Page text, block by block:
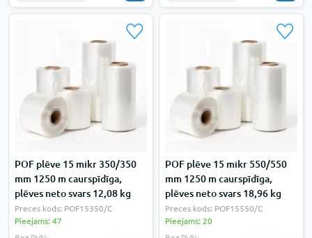
POF plēve 15 mikr 350/350
mm 1250 m caurspīdīga,
plēves neto svars 12,08 kg
Preces kods: POF15350/C
Pieejams: 47
POF plēve 15 mikr 550/550
mm 1250 m caurspīdīga,
plēves neto svars 18,96 kg
Preces kods: POF15550/C
Pieejams: 20